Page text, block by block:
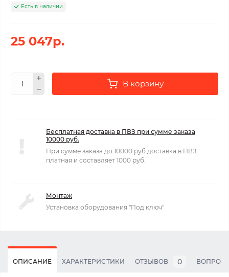
Есть в наличии
25 047р.
В корзину
Бесплатная доставка в ПВЗ при сумме заказа
10000 руб.
При сумме заказа до 10000 руб доставка в ПВЗ
платная и составляет 1000 руб.
Монтаж
Установка оборудования "Под ключ"
ОПИСАНИЕ ХАРАКТЕРИСТИКИ ОТЗЫВОВ 0